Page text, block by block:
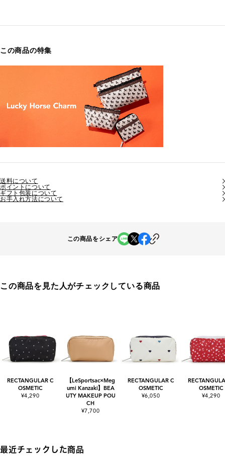
この商品の特集
送料について
ポイントについて
ギフト包装について
お手入れ方法について
この商品をシェア
この商品を見た人がチェックしている商品
RECTANGULAR C
OSMETIC
¥4,290
【LeSportsac×Meg
umi Kanzaki】BEA
UTY MAKEUP POU
CH
¥7,700
RECTANGULAR C
OSMETIC
¥6,050
OSMETIC
¥4,290
最近チェックした商品